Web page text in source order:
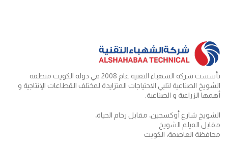
تأسست شركة الشهباء التقنية عام 2008 في دولة الكويت منطقة
الشويخ الصناعية لتلبي الاحتياجات المتزايدة لمختلف القطاعات الإنتاجية و
أهمها الزراعية و الصناعية.
الشويخ شارع أوكسجين، مقابل رخام الحياة،
مقابل الميلم الشويخ
محافظة العاصمة، الكويت